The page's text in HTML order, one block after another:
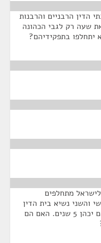
הדין הרבניים והרבנות
שעה רק לגבי הכהונה
יתחלפו בתפקידיהם?
לישראל מתחלפים
והשני נשיא בית הדין
הרבני הגדול, וזה כדי שכל אחד מהם יכהן 5 שנים. האם הם